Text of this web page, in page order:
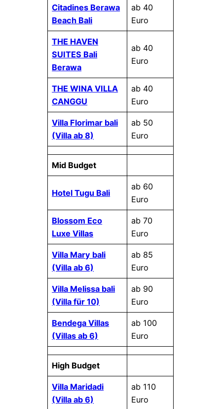
Citadines Berawa
Beach Bali
ab 40
Euro
THE HAVEN
SUITES Bali
Berawa
ab 40
Euro
THE WINA VILLA
CANGGU
ab 40
Euro
Villa Florimar bali
(Villa ab 8)
ab 50
Euro
Mid Budget
Hotel Tugu Bali
ab 60
Euro
Blossom Eco
Luxe Villas
ab 70
Euro
Villa Mary bali
(Villa ab 6)
ab 85
Euro
Villa Melissa bali
(Villa für 10)
ab 90
Euro
Bendega Villas
(Villas ab 6)
ab 100
Euro
High Budget
Villa Maridadi
(Villa ab 6)
ab 110
Euro